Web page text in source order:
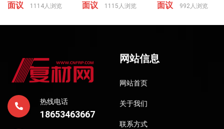
面议
1114人浏览
面议
1115人浏览
面议
992人浏览
热线电话
18653463667
网站信息
网站首页
关于我们
联系方式